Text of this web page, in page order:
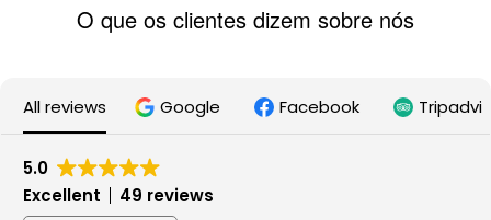
O que os clientes dizem sobre nós
All reviews Google Facebook
5.0
Excellent
49 reviews